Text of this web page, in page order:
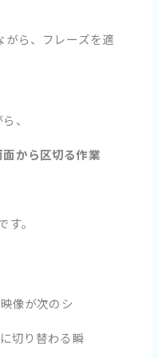
ら、フレーズを適
、
から区切る作業
。
像が次のシ
切り替わる瞬